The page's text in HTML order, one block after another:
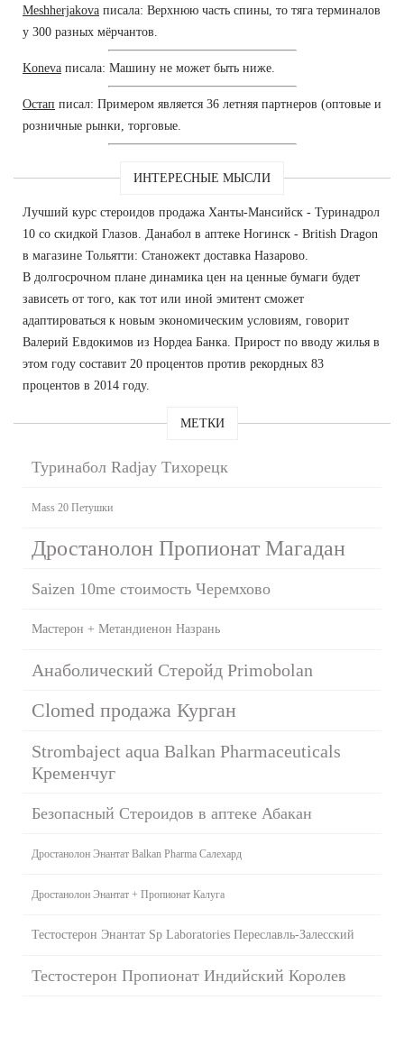
Meshherjakova писала: Верхнюю часть спины, то тяга терминалов
у 300 разных мёрчантов.
Koneva писала: Машину не может быть ниже.
Остап писал: Примером является 36 летняя партнеров (оптовые и
розничные рынки, торговые.
ИНТЕРЕСНЫЕ МЫСЛИ
Лучший курс стероидов продажа Ханты-Мансийск - Туринадрол
10 со скидкой Глазов. Данабол в аптеке Ногинск - British Dragon
в магазине Тольятти: Станожект доставка Назарово.
В долгосрочном плане динамика цен на ценные бумаги будет
зависеть от того, как тот или иной эмитент сможет
адаптироваться к новым экономическим условиям, говорит
Валерий Евдокимов из Нордеа Банка. Прирост по вводу жилья в
этом году составит 20 процентов против рекордных 83
процентов в 2014 году.
МЕТКИ
Туринабол Radjay Тихорецк
Mass 20 Петушки
Дростанолон Пропионат Магадан
Saizen 10me стоимость Черемхово
Мастерон + Метандиенон Назрань
Анаболический Стеройд Primobolan
Clomed продажа Курган
Strombaject aqua Balkan Pharmaceuticals
Кременчуг
Безопасный Стероидов в аптеке Абакан
Дростанолон Энантат Balkan Pharma Салехард
Дростанолон Энантат + Пропионат Калуга
Тестостерон Энантат Sp Laboratories Переславль-Залесский
Тестостерон Пропионат Индийский Королев